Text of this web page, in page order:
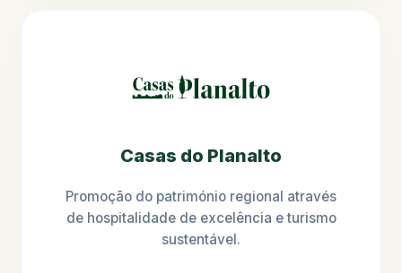
Casas do Planalto
Promoção do património regional através
de hospitalidade de excelência e turismo
sustentável.